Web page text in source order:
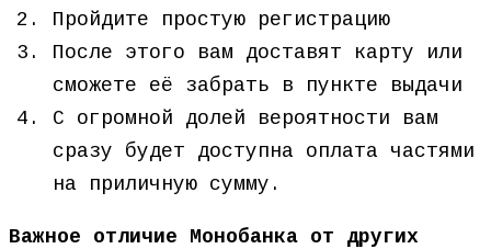
Пройдите простую регистрацию
После этого вам доставят карту или
сможете её забрать в пункте выдачи
С огромной долей вероятности вам
сразу будет доступна оплата частями
на приличную сумму.
Важное отличие Монобанка от других